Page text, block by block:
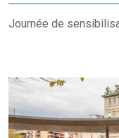
Journée de